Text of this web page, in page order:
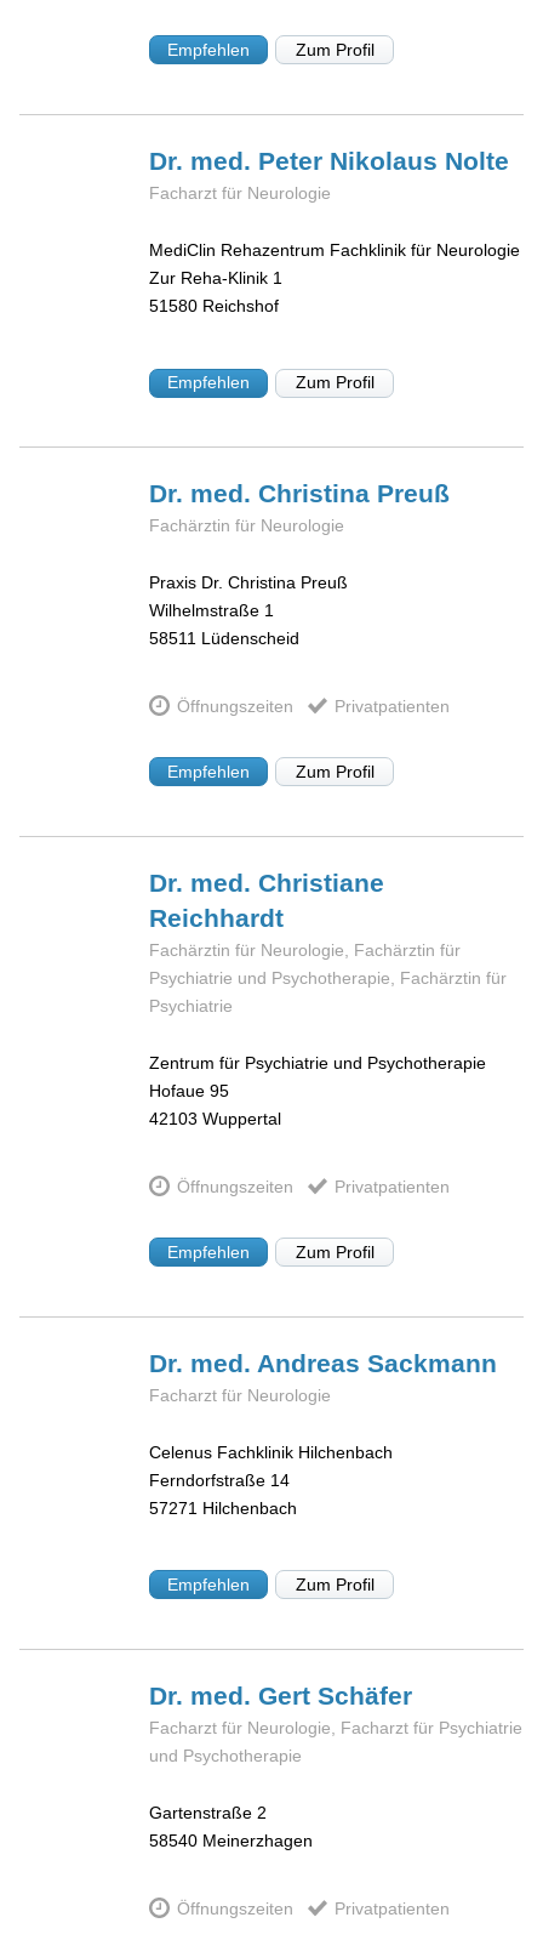
Empfehlen Zum Profil
Dr. med. Peter Nikolaus Nolte
Facharzt für Neurologie
MediClin Rehazentrum Fachklinik für Neurologie
Zur Reha-Klinik 1
51580 Reichshof
Empfehlen Zum Profil
Dr. med. Christina Preuß
Fachärztin für Neurologie
Praxis Dr. Christina Preuß
Wilhelmstraße 1
58511 Lüdenscheid
Öffnungszeiten Privatpatienten
Empfehlen Zum Profil
Dr. med. Christiane
Reichhardt
Fachärztin für Neurologie, Fachärztin für
Psychiatrie und Psychotherapie, Fachärztin für
Psychiatrie
Zentrum für Psychiatrie und Psychotherapie
Hofaue 95
42103 Wuppertal
Öffnungszeiten Privatpatienten
Empfehlen Zum Profil
Dr. med. AndreasSackmann
Facharzt für Neurologie
Celenus Fachklinik Hilchenbach
Ferndorfstraße 14
57271 Hilchenbach
Empfehlen Zum Profil
Dr. med. GertSchäfer
Facharzt für Neurologie, Facharzt für Psychiatrie
und Psychotherapie
Gartenstraße 2
58540 Meinerzhagen
Öffnungszeiten Privatpatienten